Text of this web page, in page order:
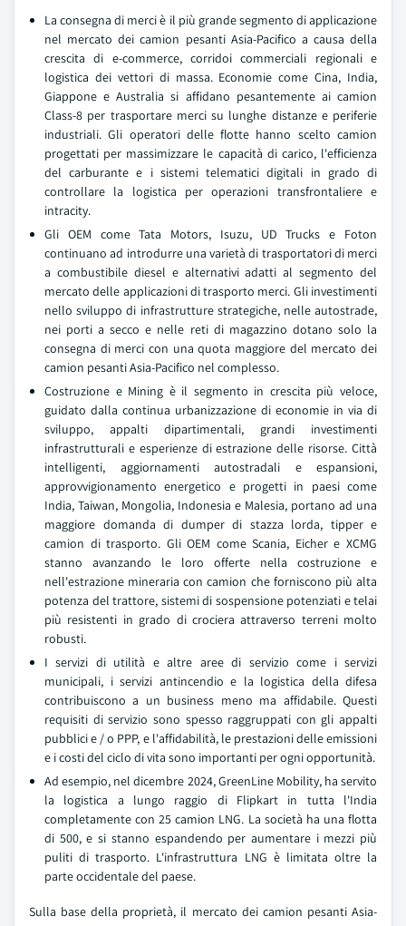
La consegna di merci è il più grande segmento di applicazione
nel mercato dei camion pesanti Asia-Pacifico a causa della
crescita di e-commerce, corridoi commerciali regionali e
logistica dei vettori di massa. Economie come Cina, India,
Giappone e Australia si affidano pesantemente ai camion
Class-8 per trasportare merci su lunghe distanze e periferie
industriali. Gli operatori delle flotte hanno scelto camion
progettati per massimizzare le capacità di carico, l'efficienza
del carburante e i sistemi telematici digitali in grado di
controllare la logistica per operazioni transfrontaliere e
intracity.
Gli OEM come Tata Motors, Isuzu, UD Trucks e Foton
continuano ad introdurre una varietà di trasportatori di merci
a combustibile diesel e alternativi adatti al segmento del
mercato delle applicazioni di trasporto merci. Gli investimenti
nello sviluppo di infrastrutture strategiche, nelle autostrade,
nei porti a secco e nelle reti di magazzino dotano solo la
consegna di merci con una quota maggiore del mercato dei
camion pesanti Asia-Pacifico nel complesso.
Costruzione e Mining è il segmento in crescita più veloce,
guidato dalla continua urbanizzazione di economie in via di
sviluppo, appalti dipartimentali, grandi investimenti
infrastrutturali e esperienze di estrazione delle risorse. Città
intelligenti, aggiornamenti autostradali e espansioni,
approvvigionamento energetico e progetti in paesi come
India, Taiwan, Mongolia, Indonesia e Malesia, portano ad una
maggiore domanda di dumper di stazza lorda, tipper e
camion di trasporto. Gli OEM come Scania, Eicher e XCMG
stanno avanzando le loro offerte nella costruzione e
nell'estrazione mineraria con camion che forniscono più alta
potenza del trattore, sistemi di sospensione potenziati e telai
più resistenti in grado di crociera attraverso terreni molto
robusti.
I servizi di utilità e altre aree di servizio come i servizi
municipali, i servizi antincendio e la logistica della difesa
contribuiscono a un business meno ma affidabile. Questi
requisiti di servizio sono spesso raggruppati con gli appalti
pubblici e / o PPP, e l'affidabilità, le prestazioni delle emissioni
e i costi del ciclo di vita sono importanti per ogni opportunità.
Ad esempio, nel dicembre 2024, GreenLine Mobility, ha servito
la logistica a lungo raggio di Flipkart in tutta l'India
completamente con 25 camion LNG. La società ha una flotta
di 500, e si stanno espandendo per aumentare i mezzi più
puliti di trasporto. L'infrastruttura LNG è limitata oltre la
parte occidentale del paese.
Sulla base della proprietà, il mercato dei camion pesanti Asia-